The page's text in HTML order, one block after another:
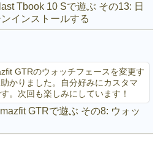
Tbook 10 Sで遊ぶ その13: 日
インストールする
GTRのウォッチフェースを変更す
かりました。自分好みにカスタマ
。次回も楽しみにしています！
GTRで遊ぶ その8: ウォッ